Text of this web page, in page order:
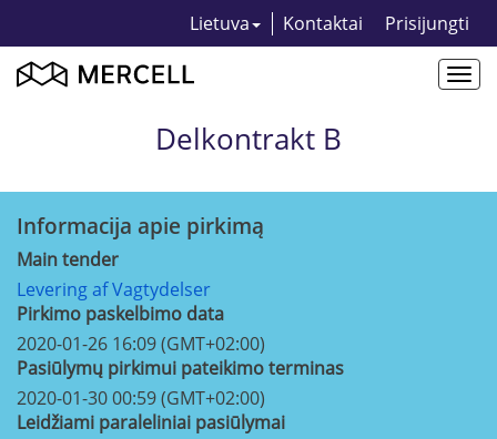
Lietuva Kontaktai Prisijungti
Delkontrakt B
Informacija apie pirkimą
Main tender
Levering af Vagtydelser
Pirkimo paskelbimo data
2020-01-26 16:09 (GMT+02:00)
Pasiūlymų pirkimui pateikimo terminas
2020-01-30 00:59 (GMT+02:00)
Leidžiami paraleliniai pasiūlymai